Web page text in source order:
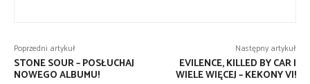
Poprzedni artykuł
STONE SOUR – POSŁUCHAJ
NOWEGO ALBUMU!
Następny artykuł
EVILENCE, KILLED BY CAR I
WIELE WIĘCEJ – KEKONY VI!